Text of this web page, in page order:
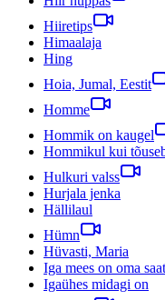
Hiiretips
Himaalaja
Hing
Hoia, Jumal, Eestit
Homme
Hommik on kaugel
Hommikul kui
Hulkuri valss
Hurjala jenka
Hällilaul
Hümn
Hüvasti, Maria
Iga mees on oma
Igaühes midagi on